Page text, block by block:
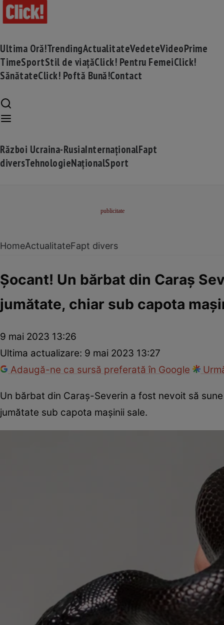
Ultima Oră!TrendingActualitateVedeteVideoPrime
TimeSportStil de viațăClick! Pentru FemeiClick!
SănătateClick! Poftă Bună!Contact
Război Ucraina-RusiaInternaționalFapt
diversTehnologieNaționalSport
HomeActualitateFapt divers
Șocant! Un bărbat din Caraș
jumătate, chiar sub capota
9 mai 2023 13:26
Ultima actualizare: 9 mai 2023 13:27
Adaugă-ne ca sursă preferată în Google
Un bărbat din Caraş-Severin a fost nevoit să
jumătate sub capota mașinii sale.